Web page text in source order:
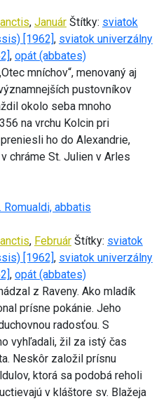
, Január Štítky: sviatok
[1962], sviatok univerzálny
, opát (abbates)
mníchov“, menovaný aj
pustovníkov
okolo seba mnoho
na vrchu Kolcin pri
ho do Alexandrie,
chráme St. Julien v Arles
Romualdi, abbatis
, Február Štítky: sviatok
[1962], sviatok univerzálny
, opát (abbates)
z Raveny. Ako mladík
prísne pokánie. Jeho
radosťou. S
vyhľadali, žil za istý čas
Neskôr založil prísnu
ktorá sa podobá reholi
v kláštore sv. Blažeja